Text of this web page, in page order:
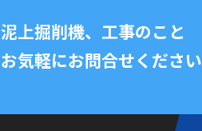
泥上掘削機、工事のこと
お気軽にお問合せください